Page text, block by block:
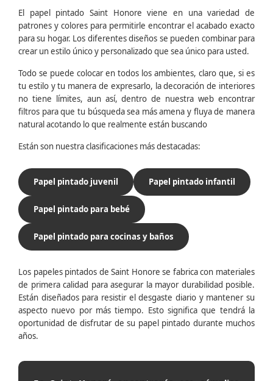
El papel pintado Saint Honore viene en una variedad de
patrones y colores para permitirle encontrar el acabado exacto
para su hogar. Los diferentes diseños se pueden combinar para
crear un estilo único y personalizado que sea único para usted.
Todo se puede colocar en todos los ambientes, claro que, si es
tu estilo y tu manera de expresarlo, la decoración de interiores
no tiene límites, aun así, dentro de nuestra web encontrar
filtros para que tu búsqueda sea más amena y fluya de manera
natural acotando lo que realmente están buscando
Están son nuestra clasificaciones más destacadas:
Papel pintado juvenil Papel pintado infantil
Papel pintado para bebé
Papel pintado para cocinas y baños
Los papeles pintados de Saint Honore se fabrica con materiales
de primera calidad para asegurar la mayor durabilidad posible.
Están diseñados para resistir el desgaste diario y mantener su
aspecto nuevo por más tiempo. Esto significa que tendrá la
oportunidad de disfrutar de su papel pintado durante muchos
años.